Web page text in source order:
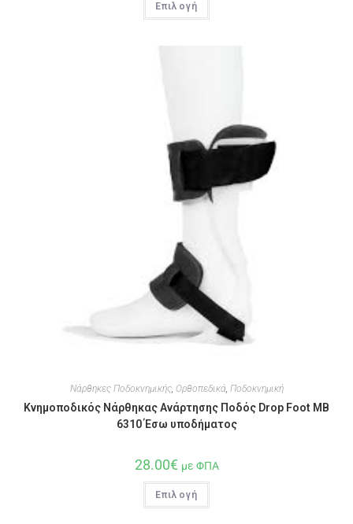
Επιλογή
Νάρθηκες Ποδοκνημικής, Ορθοπεδικά, Ποδοκνημική
Κνημοποδικός Νάρθηκας Ανάρτησης Ποδός Drop Foot MB
6310 Έσω υποδήματος
28.00€ με ΦΠΑ
Επιλογή